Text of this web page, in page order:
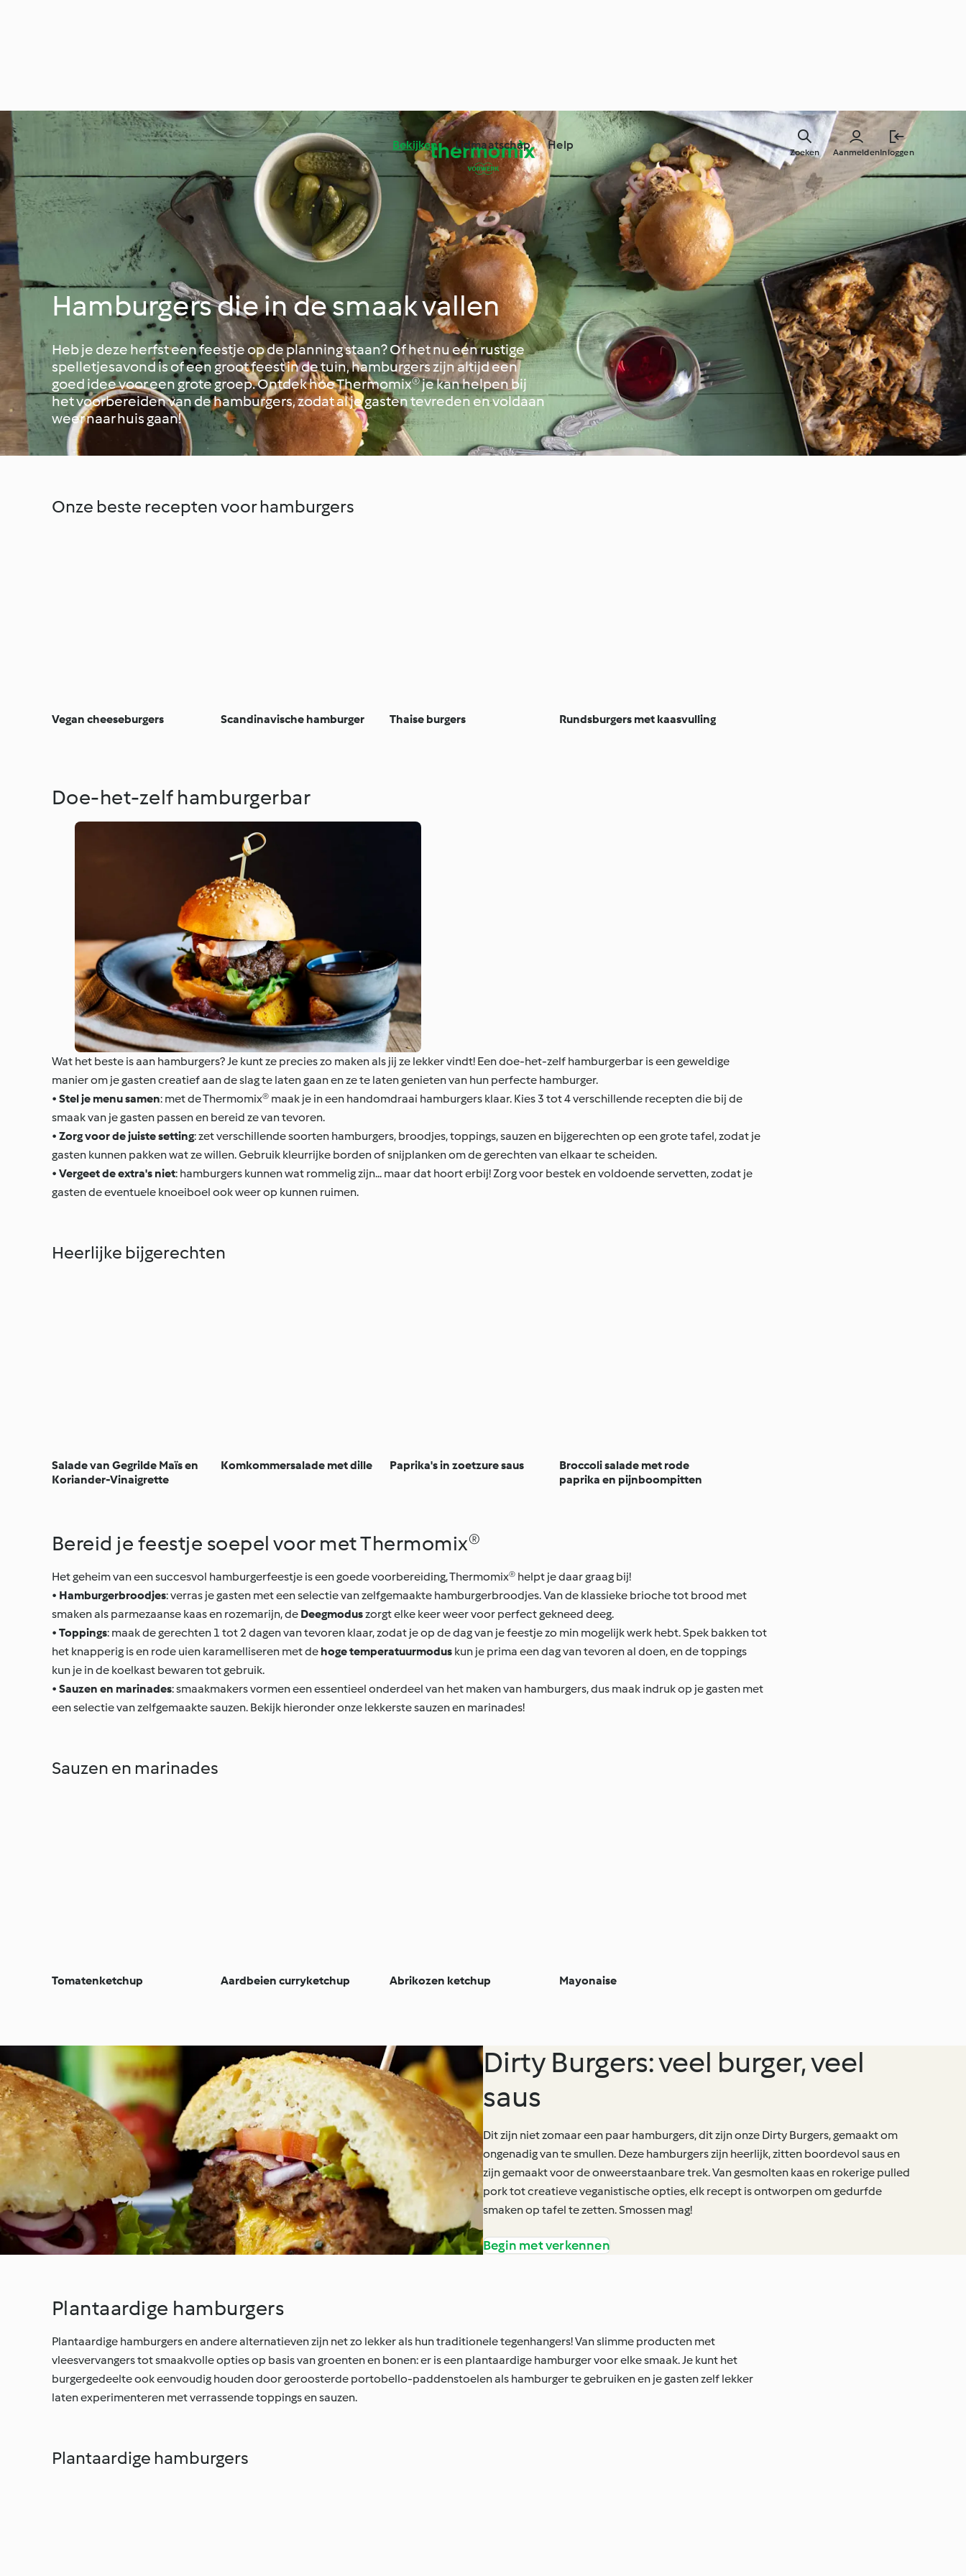
Bekijken Lidmaatschap Help
AanmeldenInloggen
Zoeken
Hamburgers die in de smaak vallen
Heb je deze herfst een feestje op de planning staan? Of het nu een rustige
spelletjesavond is of een groot feest in de tuin, hamburgers zijn altijd een
goed idee voor een grote groep. Ontdek hoe Thermomix® je kan helpen bij
het voorbereiden van de hamburgers, zodat al je gasten tevreden en voldaan
weer naar huis gaan!
Onze beste recepten voor hamburgers
Vegan cheeseburgers Scandinavische hamburger Thaise burgers Rundsburgers met kaasvulling
Doe-het-zelf hamburgerbar
Wat het beste is aan hamburgers? Je kunt ze precies zo maken als jij ze lekker vindt! Een doe-het-zelf hamburgerbar is een geweldige
manier om je gasten creatief aan de slag te laten gaan en ze te laten genieten van hun perfecte hamburger.
• Stel je menu samen: met de Thermomix® maak je in een handomdraai hamburgers klaar. Kies 3 tot 4 verschillende recepten die bij de
smaak van je gasten passen en bereid ze van tevoren.
• Zorg voor de juiste setting: zet verschillende soorten hamburgers, broodjes, toppings, sauzen en bijgerechten op een grote tafel, zodat je
gasten kunnen pakken wat ze willen. Gebruik kleurrijke borden of snijplanken om de gerechten van elkaar te scheiden.
• Vergeet de extra's niet: hamburgers kunnen wat rommelig zijn... maar dat hoort erbij! Zorg voor bestek en voldoende servetten, zodat je
gasten de eventuele knoeiboel ook weer op kunnen ruimen.
Heerlijke bijgerechten
Salade van Gegrilde Maïs en
Koriander-Vinaigrette
Komkommersalade met dille Paprika's in zoetzure saus
Broccoli salade met rode
paprika en pijnboompitten
Bereid je feestje soepel voor met Thermomix®
Het geheim van een succesvol hamburgerfeestje is een goede voorbereiding, Thermomix® helpt je daar graag bij!
• Hamburgerbroodjes: verras je gasten met een selectie van zelfgemaakte hamburgerbroodjes. Van de klassieke brioche tot brood met
smaken als parmezaanse kaas en rozemarijn, de Deegmoduszorgt elke keer weer voor perfect gekneed deeg.
• Toppings: maak de gerechten 1 tot 2 dagen van tevoren klaar, zodat je op de dag van je feestje zo min mogelijk werk hebt. Spek bakken tot
het knapperig is en rode uien karamelliseren met de hoge temperatuurmodus kun je prima een dag van tevoren al doen, en de toppings
kun je in de koelkast bewaren tot gebruik.
• Sauzen en marinades: smaakmakers vormen een essentieel onderdeel van het maken van hamburgers, dus maak indruk op je gasten met
een selectie van zelfgemaakte sauzen. Bekijk hieronder onze lekkerste sauzen en marinades!
Sauzen en marinades
Tomatenketchup Aardbeien curryketchup Abrikozen ketchup Mayonaise
Dirty Burgers: veel burger, veel
saus
Dit zijn niet zomaar een paar hamburgers, dit zijn onze Dirty Burgers, gemaakt om
ongenadig van te smullen. Deze hamburgers zijn heerlijk, zitten boordevol saus en
zijn gemaakt voor de onweerstaanbare trek. Van gesmolten kaas en rokerige pulled
pork tot creatieve veganistische opties, elk recept is ontworpen om gedurfde
smaken op tafel te zetten. Smossen mag!
Begin met verkennen
Plantaardige hamburgers
Plantaardige hamburgers en andere alternatieven zijn net zo lekker als hun traditionele tegenhangers! Van slimme producten met
vleesvervangers tot smaakvolle opties op basis van groenten en bonen: er is een plantaardige hamburger voor elke smaak. Je kunt het
burgergedeelte ook eenvoudig houden door geroosterde portobello-paddenstoelen als hamburger te gebruiken en je gasten zelf lekker
laten experimenteren met verrassende toppings en sauzen.
Plantaardige hamburgers